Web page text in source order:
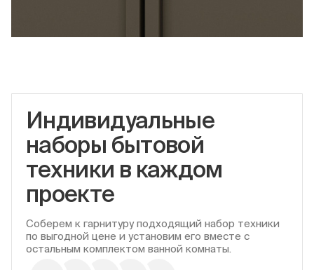
Индивидуальные
наборы бытовой
техники в каждом
проекте
Соберем к гарнитуру подходящий набор техники
по выгодной цене и установим его вместе с
остальным комплектом ванной комнаты.